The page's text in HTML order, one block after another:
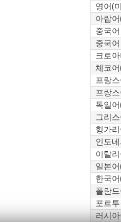
영어(
아랍
중국
중국
크로
체코
프랑
프랑
독일
그리
헝가
인도
이탈
일본
한국
폴란
포르
러시